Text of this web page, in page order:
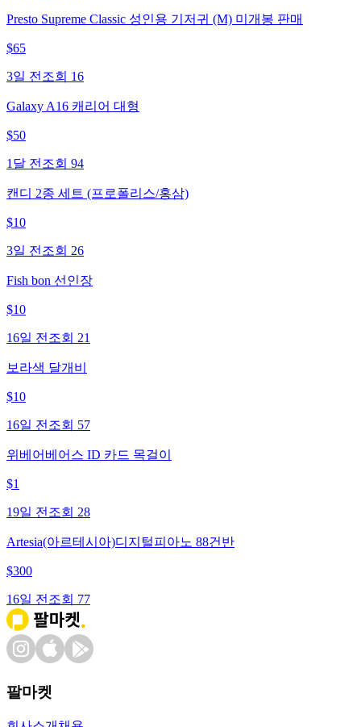
Presto Supreme Classic 성인용 기저귀 (M) 미개봉 판매
$65
3일 전 조회 16
Galaxy A16 캐리어 대형
$50
1달 전 조회 94
캔디 2종 세트 (프로폴리스/홍삼)
$10
3일 전 조회 26
Fish bon 선인장
$10
16일 전 조회 21
보라색 달개비
$10
16일 전 조회 57
위베어베어스 ID 카드 목걸이
$1
19일 전 조회 28
Artesia(아르테시아)디지털피아노 88건반
$300
16일 전 조회 77
팔마켓